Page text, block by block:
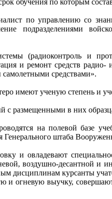
по управлению со
подразделениями
(радиоконтроль и
и ремонт средств радио- и
средствами».
имеют ученую степень и
с размещенными в них
на полевой базе
Генерального штаба
и овладевают
воздушно-десантной и
дисциплинам курсанты
и огневую выучку,